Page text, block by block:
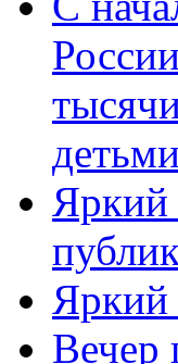
Яркий
Яркий
Вечер